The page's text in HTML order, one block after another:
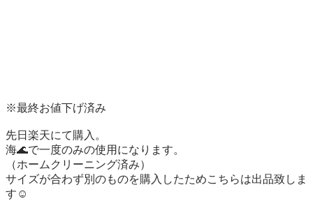
※最終お値下げ済み
先日楽天にて購入。
海🌊で一度のみの使用になります。
（ホームクリーニング済み）
サイズが合わず別のものを購入したためこちらは出品致しま
す☺️